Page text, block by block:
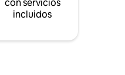
con servicios
incluidos